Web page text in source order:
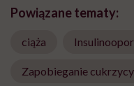
Powiązane tematy:
ciąża
Zapobieganie cukrzycy